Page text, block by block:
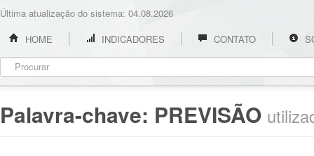
Última atualização do sistema: 04.08.2026
HOME
INDICADORES CONTATO
Palavra-chave: PREVISÃO